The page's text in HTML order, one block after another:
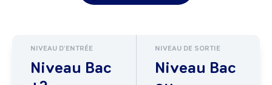
NIVEAU D'ENTRÉE
Niveau Bac
NIVEAU DE SORTIE
Niveau Bac